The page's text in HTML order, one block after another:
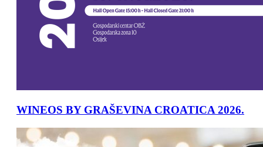
WINEOS BY GRAŠEVINA CROATICA 2026.